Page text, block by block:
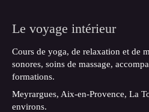
Le voyage intérieur
Cours de yoga, de relaxation et de
sonores, soins de massage,
formations.
Meyrargues, Aix-en-Provence, La
environs.